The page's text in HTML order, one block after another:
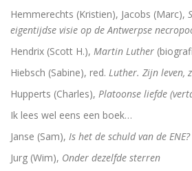
Wakend over God
Martin Luther
Brand Luther / Het
Hemmerechts (Kristien), Jacobs (Marc),
eigentijdse visie op de Antwerpse
Hendrix (Scott H.), Martin Luther
Hiebsch (Sabine), red. Luther. Zijn leven,
Hupperts (Charles), Platoonse liefde
Ik lees wel eens een boek…
Janse (Sam), Is het de schuld van de ENE?
Jurg (Wim), Onder dezelfde sterren